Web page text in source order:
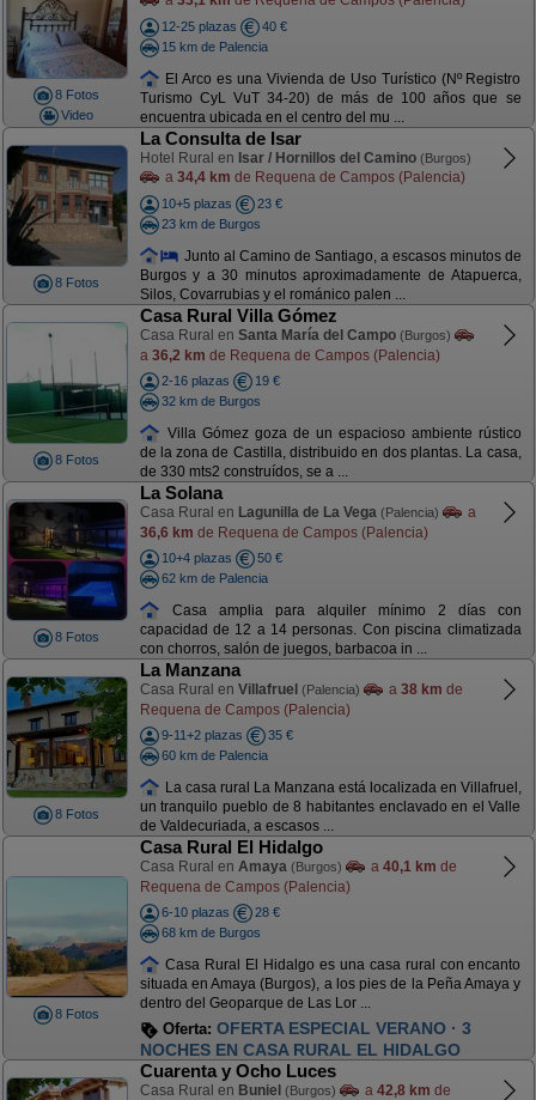
8 Fotos
Video
12-25 plazas
40 €
15 km de Palencia
El Arco es una Vivienda de Uso Turístico (Nº Registro
Turismo CyL VuT 34-20) de más de 100 años que se
encuentra ubicada en el centro del mu ...
8 Fotos
La Consulta de Isar
Hotel Rural en Isar / Hornillos del Camino (Burgos)
a 34,4 km de Requena de Campos (Palencia)
10+5 plazas
23 €
23 km de Burgos
Junto al Camino de Santiago, a escasos minutos de
Burgos y a 30 minutos aproximadamente de Atapuerca,
Silos, Covarrubias y el románico palen ...
8 Fotos
Casa Rural Villa Gómez
Casa Rural en Santa María del Campo (Burgos)
a 36,2 km de Requena de Campos (Palencia)
2-16 plazas
19 €
32 km de Burgos
Villa Gómez goza de un espacioso ambiente rústico
de la zona de Castilla, distribuido en dos plantas. La casa,
de 330 mts2 construídos, se a ...
8 Fotos
La Solana
Casa Rural en Lagunilla de La Vega (Palencia)
a
36,6 km de Requena de Campos (Palencia)
10+4 plazas
50 €
62 km de Palencia
Casa amplia para alquiler mínimo 2 días con
capacidad de 12 a 14 personas. Con piscina climatizada
con chorros, salón de juegos, barbacoa in ...
8 Fotos
La Manzana
Casa Rural en Villafruel (Palencia) a 38 km de
Requena de Campos (Palencia)
9-11+2 plazas
35 €
60 km de Palencia
La casa rural La Manzana está localizada en Villafruel,
un tranquilo pueblo de 8 habitantes enclavado en el Valle
de Valdecuriada, a escasos ...
8 Fotos
Casa Rural El Hidalgo
Casa Rural en Amaya (Burgos) a 40,1 km de
Requena de Campos (Palencia)
6-10 plazas
28 €
68 km de Burgos
Casa Rural El Hidalgo es una casa rural con encanto
situada en Amaya (Burgos), a los pies de la Peña Amaya y
dentro del Geoparque de Las Lor ...
Oferta: OFERTA ESPECIAL VERANO · 3
NOCHES EN CASA RURAL EL HIDALGO
Cuarenta y Ocho Luces
Casa Rural en Buniel (Burgos) a 42,8 km de